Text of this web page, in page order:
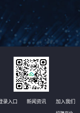
录入口 新闻资讯 加入我们